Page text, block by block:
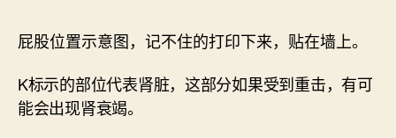
屁股位置示意图，记不住的打印下来，贴在墙上。
K标示的部位代表肾脏，这部分如果受到重击，有可
能会出现肾衰竭。